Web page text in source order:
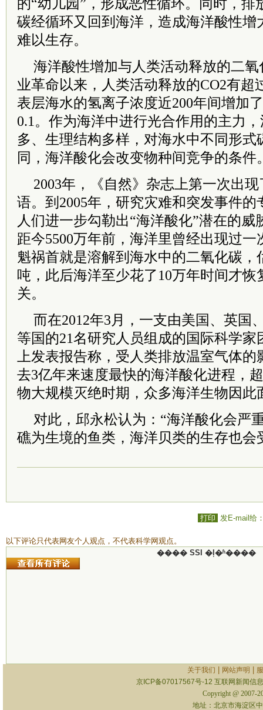
的“幼儿园”，形成恶性循环。同时，排
碳经循环又回到海洋，造成海洋酸性增
难以生存。
海洋酸性增加与人类活动释放的二
业革命以来，人类活动释放的CO2有超
表层海水的氢离子浓度近200年间增加
0.1。作为海洋中进行光合作用的主力
多、生理结构多样，对海水中不同形式
同，海洋酸化会改变物种间竞争的条件
2003年，《自然》杂志上第一次出
语。到2005年，研究灾难和突发事件的
人们进一步勾勒出“海洋酸化”潜在的威
距今5500万年前，海洋里曾经出现过
魁祸首就是溶解到海水中的二氧化碳，
吨，此后海洋至少花了10万年时间才恢
关。
而在2012年3月，一支由美国、英国
等国的21名研究人员组成的国际科学家
上发表报告称，受人类排放温室气体
去3亿年来速度最快的海洋酸化进程，
物大规模灭绝时期，众多海洋生物因此
对此，邱永松认为：“海洋酸化会严
礁为生境的鱼类，海洋贝类的生存也会
打印 发E-mail给
以下评论只代表网友个人观点，不代表科学网观点。
���� SSI �ļ�ʱ����
关于我们 网站声明
京ICP备07017567号-12 互联网新闻信
Copyright @ 2007-
地址：北京市海淀区